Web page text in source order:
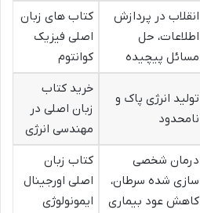
انقلاب در پردازش
اطلاعات، حل
مسائل پیچیده
کتاب های زبان
اصلی فیزیک
کوانتوم
تولید انرژی پاک و
نامحدود
خرید کتاب
زبان اصلی در
مهندسی انرژی
درمان شخصی
سازی شده سرطان،
کاهش عود بیماری
کتاب زبان
اصلی اورجینال
ایمونولوژی